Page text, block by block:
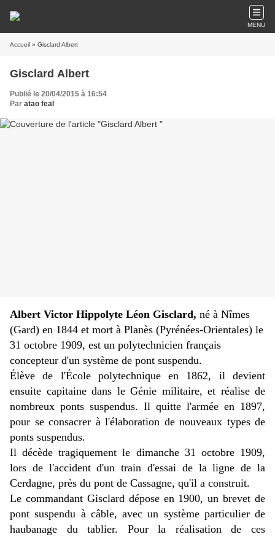
MENU
Accueil » Gisclard Albert
Gisclard Albert
Publié le 20/04/2015 à 16:54
Par atao feal
Albert Victor Hippolyte Léon Gisclard, né à Nîmes
(Gard) en 1844 et mort à Planès (Pyrénées-Orientales) le
31 octobre 1909, est un polytechnicien français
concepteur d'un système de pont suspendu.
Élève de l'École polytechnique en 1862, il devient
ensuite capitaine dans le Génie militaire, et réalise de
nombreux ponts suspendus. Il quitte l'armée en 1897,
pour se consacrer à l'élaboration de nouveaux types de
ponts suspendus.
Il décède tragiquement le dimanche 31 octobre 1909,
lors de l'accident d'un train d'essai de la ligne de la
Cerdagne, près du pont de Cassagne, qu'il a construit.
Le commandant Gisclard dépose en 1900, un brevet de
pont suspendu à câble, avec un système particulier de
haubanage du tablier. Pour la réalisation de ces